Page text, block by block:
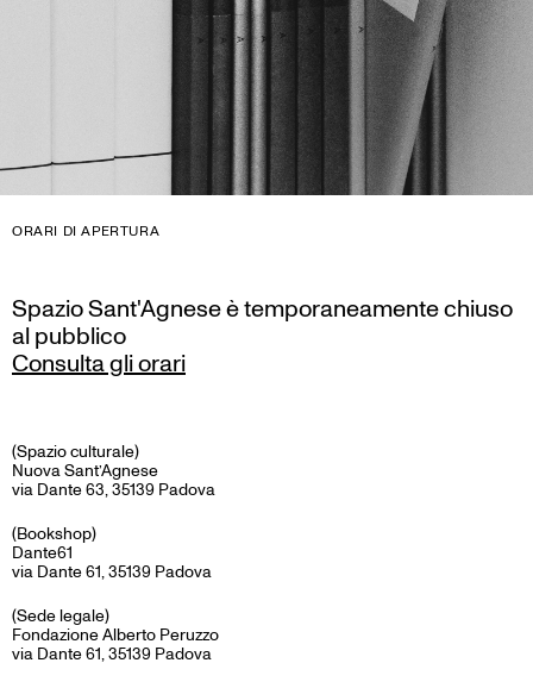
ORARI DI APERTURA
Spazio Sant'Agnese è temporaneamente chiuso
al pubblico
Consulta gli orari
(Spazio culturale)
Nuova Sant’Agnese
via Dante 63, 35139 Padova
(Bookshop)
Dante61
via Dante 61, 35139 Padova
(Sede legale)
Fondazione Alberto Peruzzo
via Dante 61, 35139 Padova